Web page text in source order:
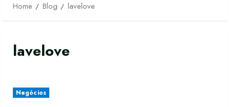
Home
Blog lavelove
lavelove
Negócios